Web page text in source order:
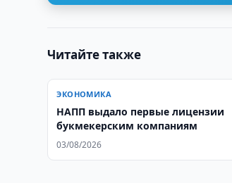
Читайте также
ЭКОНОМИКА
НАПП выдало первые лицензии
букмекерским компаниям
03/08/2026